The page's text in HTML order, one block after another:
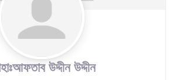
উদ্দীন উদ্দীন